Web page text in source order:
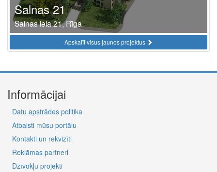
Salnas 21
Salnas iela 21, Rīga
Apskatīt visus jaunos projektus
Informācijai
Datu apstrādes politika
Atbalsti mūsu portālu
Kontakti un rekvizīti
Reklāmas partneri
Dzīvokļu projekti